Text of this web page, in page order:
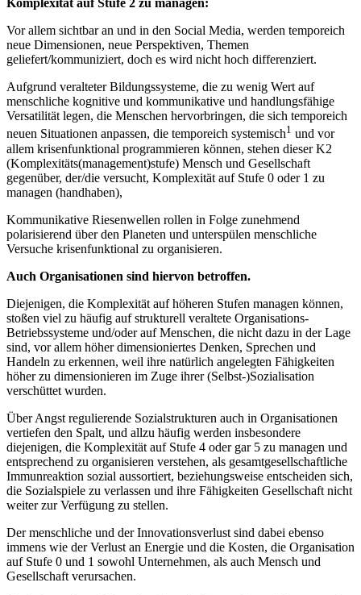
Komplexität auf Stufe 2 zu managen:
Vor allem sichtbar an und in den Social Media, werden temporeich
neue Dimensionen, neue Perspektiven, Themen
geliefert/kommuniziert, doch es wird nicht hoch differenziert.
Aufgrund veralteter Bildungssysteme, die zu wenig Wert auf
menschliche kognitive und kommunikative und handlungsfähige
Versatilität legen, die Menschen hervorbringen, die sich temporeich
neuen Situationen anpassen, die temporeich systemisch1 und vor
allem krisenfunktional programmieren können, stehen dieser K2
(Komplexitäts(management)stufe) Mensch und Gesellschaft
gegenüber, der/die versucht, Komplexität auf Stufe 0 oder 1 zu
managen (handhaben),
Kommunikative Riesenwellen rollen in Folge zunehmend
polarisierend über den Planeten und unterspülen menschliche
Versuche krisenfunktional zu organisieren.
Auch Organisationen sind hiervon betroffen.
Diejenigen, die Komplexität auf höheren Stufen managen können,
stoßen viel zu häufig auf strukturell veraltete Organisations-
Betriebssysteme und/oder auf Menschen, die nicht dazu in der Lage
sind, vor allem höher dimensioniertes Denken, Sprechen und
Handeln zu erkennen, weil ihre natürlich angelegten Fähigkeiten
höher zu dimensionieren im Zuge ihrer (Selbst-)Sozialisation
verschüttet wurden.
Über Angst regulierende Sozialstrukturen auch in Organisationen
vertiefen den Spalt, und allzu häufig werden insbesondere
diejenigen, die Komplexität auf Stufe 4 oder gar 5 zu managen und
entsprechend zu organisieren verstehen, als gesamtgesellschaftliche
Immunreaktion sozial aussortiert, beziehungsweise entscheiden sich,
die Sozialspiele zu verlassen und ihre Fähigkeiten Gesellschaft nicht
weiter zur Verfügung zu stellen.
Der menschliche und der Innovationsverlust sind dabei ebenso
immens wie der Verlust an Energie und die Kosten, die Organisation
auf Stufe 0 und 1 sowohl Unternehmen, als auch Mensch und
Gesellschaft verursachen.